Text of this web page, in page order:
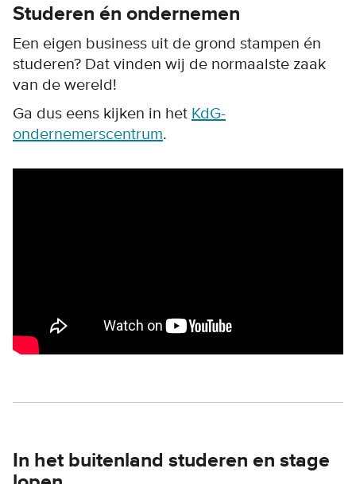
Studeren én ondernemen
Een eigen business uit de grond stampen én
studeren? Dat vinden wij de normaalste zaak
van de wereld!
Ga dus eens kijken in het KdG-
ondernemerscentrum.
In het buitenland studeren en stage